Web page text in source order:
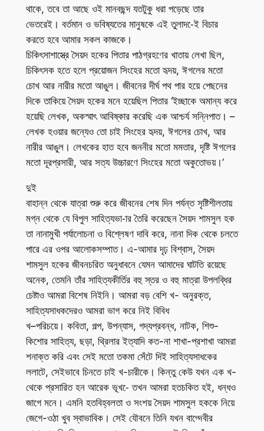
থাকে, তবে তা আছে ওই মানবছন্দ যতটুকু ধরা পড়েছে তার
ভেতরেই। বর্তমান ও ভবিষ্যতের মানুষকে এই তুলাদ-েই বিচার
করতে হবে আমার সকল কাজকে।
চিকিৎসাশাস্ত্রে সৈয়দ হকের পিতার পাঠগ্রহণের খাতায় লেখা ছিল,
চিকিৎসক হতে হলে প্রয়োজন সিংহের মতো হৃদয়, ঈগলের মতো
চোখ আর নারীর মতো আঙুল। জীবনের দীর্ঘ পথ পার হয়ে পেছনের
দিকে তাকিয়ে সৈয়দ হকের মনে হয়েছিল পিতার ‘ইচ্ছাকে অমান্য করে
হয়েছি লেখক, অকস্মাৎ আবিষ্কার করেছি এক আশ্চর্য সন্নিপাত। –
লেখক হওয়ার জন্যেও তো চাই সিংহের হৃদয়, ঈগলের চোখ, আর
নারীর আঙুল। লেখকের হাত হবে জননীর মতো মমতার, দৃষ্টি ঈগলের
মতো দূরপ্রসারী, আর সত্য উচ্চারণে সিংহের মতো অকুতোভয়।’
দুই
বাহান্ন থেকে যাত্রা শুরু করে জীবনের শেষ দিন পর্যন্ত সৃষ্টিশীলতায়
মগ্ন থেকে যে বিপুল সাহিত্যভা-ার তৈরি করেছেন সৈয়দ শামসুল হক
তা নানামুখী পর্যালোচনা ও বিশ্লেষণ দাবি করে, নানা দিক থেকে চলতে
পারে এর ওপর আলোকসম্পাত। এ-আমার দৃঢ় বিশ্বাস, সৈয়দ
শামসুল হকের জীবনচরিত অনুধাবনে যেমন আমাদের ঘাটতি রয়েছে
অনেক, তেমনি তাঁর সাহিত্যকীর্তির বহু স্তর ও বহু মাত্রা উপলব্ধির
চেষ্টাও আমরা বিশেষ নিইনি। আমরা বড় বেশি খ- অনুরক্ত,
সাহিত্যসাধকদেরও আমরা ভাগ করে নিই বিবিধ
খ–পরিচয়ে। কবিতা, গল্প, উপন্যাস, গদ্যপ্রবন্ধ, নাটক, শিশু-
কিশোর সাহিত্য, ছড়া, থ্রিলার ইত্যাদি কত-না শাখা-প্রশাখা আমরা
শনাক্ত করি এবং সেই মতো তকমা সেঁটে দিই সাহিত্যসাধকের
ললাটে, সেইভাবে চিনতে চাই খ-চারীকে। কিন্তু কেউ যখন এক খ-
থেকে প্রসারিত হন আরেক ভূখ-ে তখন আমরা হতচকিত হই, ধন্ধও
জাগে মনে। এমনি হতবিহ্বলতা ও সংশয় সৈয়দ শামসুল হককে নিয়ে
জেগে-ওঠা খুব স্বাভাবিক। সেই যৌবনে তিনি যখন বাগ্দেবীর